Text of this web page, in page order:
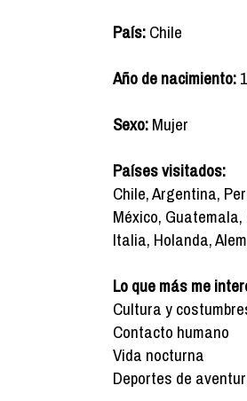
País:Chile
Año de nacimiento:
Sexo:Mujer
Países visitados:
Chile, Argentina,
México,
Italia, Holanda,
Lo que más me
Cultura y
Contacto humano
Vida nocturna
Deportes de